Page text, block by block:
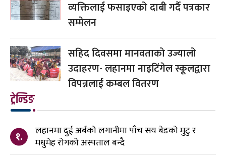
व्यक्तिलाई फसाइएको दाबी गर्दै पत्रकार
सम्मेलन
सहिद दिवसमा मानवताको उज्यालो
उदाहरण- लहानमा नाइटिंगेल स्कूलद्वारा
विपन्नलाई कम्बल वितरण
ट्रेन्डिङ
१.
लहानमा दुई अर्बको लगानीमा पाँच सय बेडको मुटु र
मधुमेह रोगको अस्पताल बन्दै